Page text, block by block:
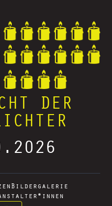
DER
Bildergalerie